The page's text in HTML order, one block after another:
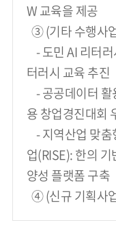
W 교육을 제공
③ (기타 수행사
터러시 교육 추진
용 창업경진대회
업(RISE): 한의
양성 플랫폼 구축
④ (신규 기획사